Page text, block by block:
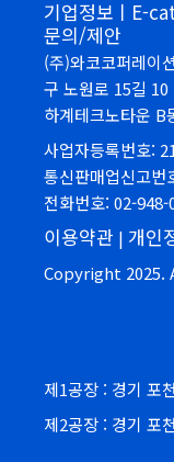
기업정보ㅣ E-
문의/제안
(주)와코코퍼레이
구 노원로 15길 10
하계테크노타운
사업자등록번호:
통신판매업신고
전화번호: 02-948-
이용약관 | 개인
Copyright 2025.
제1공장 : 경기 포
제2공장 : 경기 포